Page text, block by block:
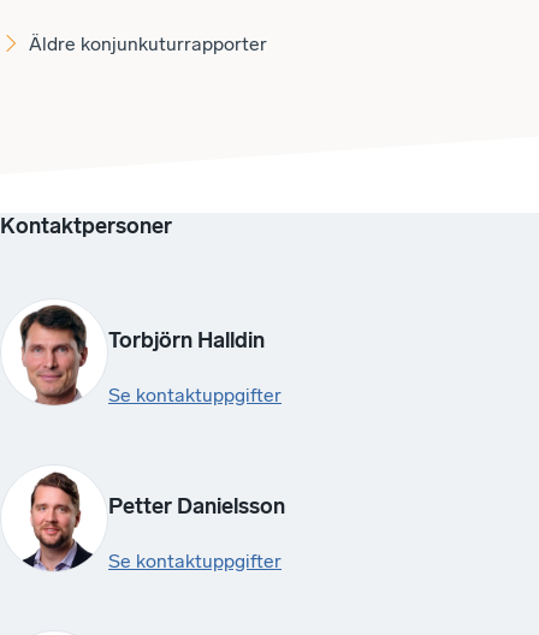
Äldre konjunkuturrapporter
Kontaktpersoner
Torbjörn Halldin
Se kontaktuppgifter
Petter Danielsson
Se kontaktuppgifter